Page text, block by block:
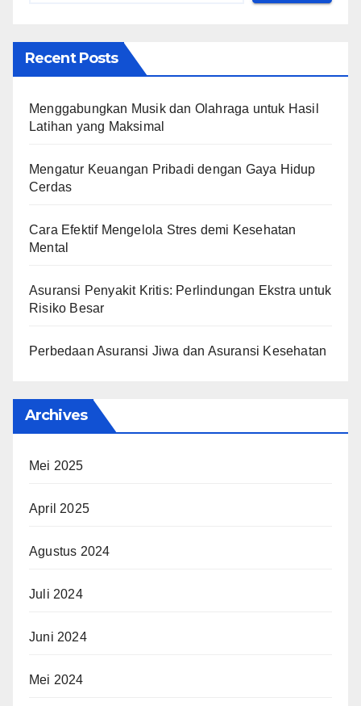
Recent Posts
Menggabungkan Musik dan Olahraga untuk Hasil
Latihan yang Maksimal
Mengatur Keuangan Pribadi dengan Gaya Hidup
Cerdas
Cara Efektif Mengelola Stres demi Kesehatan
Mental
Asuransi Penyakit Kritis: Perlindungan Ekstra untuk
Risiko Besar
Perbedaan Asuransi Jiwa dan Asuransi Kesehatan
Archives
Mei 2025
April 2025
Agustus 2024
Juli 2024
Juni 2024
Mei 2024